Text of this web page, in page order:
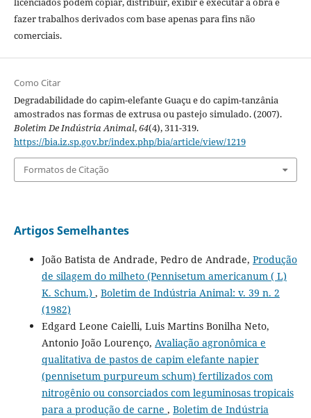
fazer trabalhos derivados com base apenas para fins não
comerciais.
Como Citar
Degradabilidade do capim-elefante Guaçu e do capim-tanzânia
amostrados nas formas de extrusa ou pastejo simulado. (2007).
Boletim De Indústria Animal,64(4), 311-319.
https://bia.iz.sp.gov.br/index.php/bia/article/view/1219
Formatos de Citação
Artigos Semelhantes
João Batista de Andrade, Pedro de Andrade, Produção
de silagem do milheto (Pennisetum americanum ( L)
K. Schum.) , Boletim de Indústria Animal: v. 39 n. 2
(1982)
Edgard Leone Caielli, Luis Martins Bonilha Neto,
Antonio João Lourenço, Avaliação agronômica e
qualitativa de pastos de capim elefante napier
(pennisetum purpureum schum) fertilizados com
nitrogênio ou consorciados com leguminosas tropicais
para a produção de carne , Boletim de Indústria